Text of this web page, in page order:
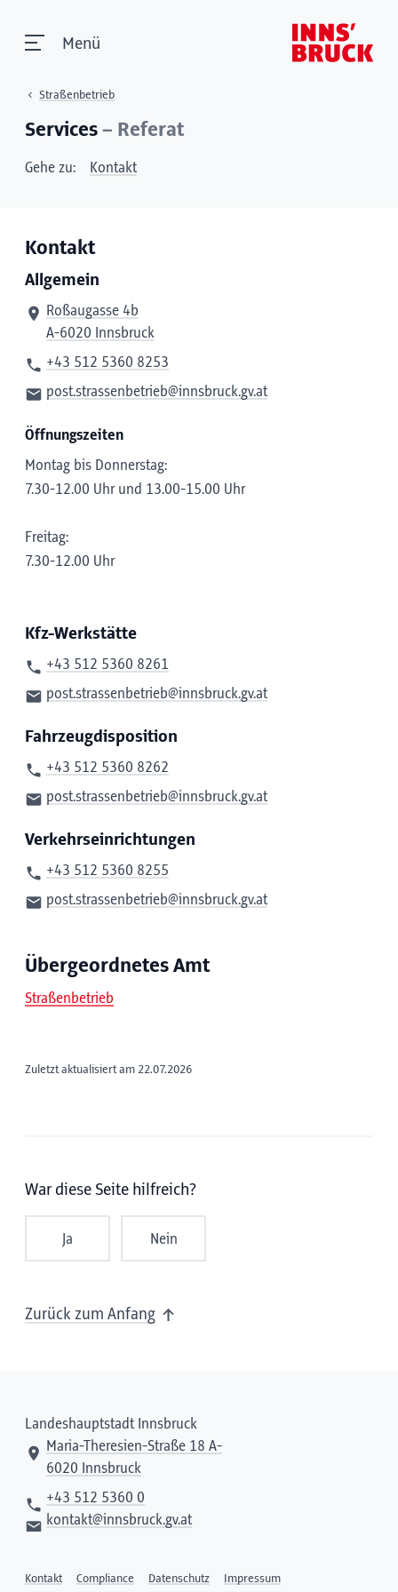
Menü
Straßenbetrieb
Services – Referat
Gehe zu: Kontakt
Kontakt
Allgemein
Roßaugasse 4b
A-6020 Innsbruck
+43 512 5360 8253
post.strassenbetrieb@innsbruck.gv.at
Öffnungszeiten
Montag bis Donnerstag:
7.30-12.00 Uhr und 13.00-15.00 Uhr
Freitag:
7.30-12.00 Uhr
Kfz-Werkstätte
+43 512 5360 8261
post.strassenbetrieb@innsbruck.gv.at
Fahrzeugdisposition
+43 512 5360 8262
post.strassenbetrieb@innsbruck.gv.at
Verkehrseinrichtungen
+43 512 5360 8255
post.strassenbetrieb@innsbruck.gv.at
Übergeordnetes Amt
Straßenbetrieb
Zuletzt aktualisiert am 22.07.2026
War diese Seite hilfreich?
Ja Nein
Zurück zum Anfang
Landeshauptstadt Innsbruck
Maria-Theresien-Straße 18 A-
6020 Innsbruck
+43 512 5360 0
kontakt@innsbruck.gv.at
Kontakt Compliance Datenschutz Impressum